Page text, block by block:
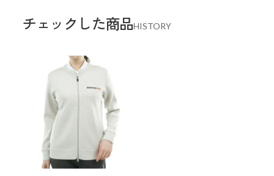
チェックした商品HISTORY